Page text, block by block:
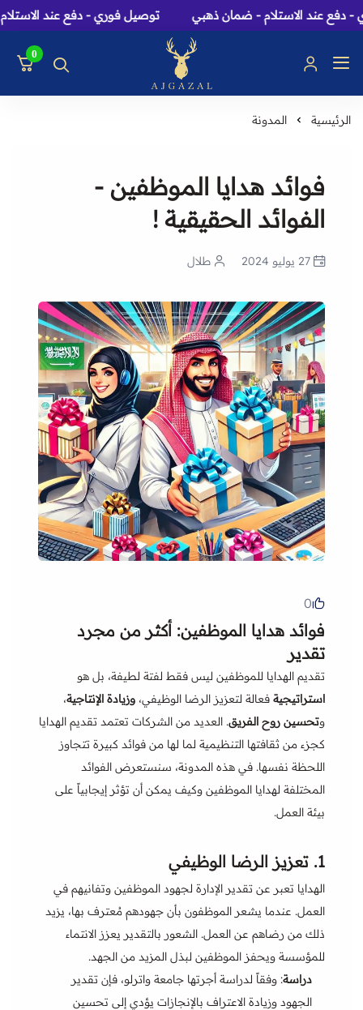
عند الاستلام - ضمان ذهبي توصيل فوري - دفع عند الاستلام
عاج الغزال: متجر
0
الرئيسية المدونة
فوائد هدايا الموظفين -
الفوائد الحقيقية !
27 يوليو 2024 طلال
0
فوائد هدايا الموظفين: أكثر من مجرد
تقدير
تقديم الهدايا للموظفين ليس فقط لفتة لطيفة، بل هو
استراتيجية فعالة لتعزيز الرضا الوظيفي، وزيادة الإنتاجية،
وتحسين روح الفريق. العديد من الشركات تعتمد تقديم الهدايا
كجزء من ثقافتها التنظيمية لما لها من فوائد كبيرة تتجاوز
اللحظة نفسها. في هذه المدونة، سنستعرض الفوائد
المختلفة لهدايا الموظفين وكيف يمكن أن تؤثر إيجابياً على
بيئة العمل.
1. تعزيز الرضا الوظيفي
الهدايا تعبر عن تقدير الإدارة لجهود الموظفين وتفانيهم في
العمل. عندما يشعر الموظفون بأن جهودهم مُعترف بها، يزيد
ذلك من رضاهم عن العمل. الشعور بالتقدير يعزز الانتماء
للمؤسسة ويحفز الموظفين لبذل المزيد من الجهد.
دراسة: وفقاً لدراسة أجرتها جامعة واترلو، فإن تقدير
الجهود وزيادة الاعتراف بالإنجازات يؤدي إلى تحسين